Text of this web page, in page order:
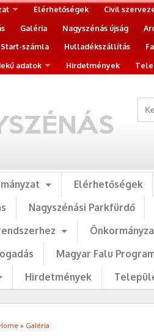
Elérhetőségek Civil
Galéria Nagyszénás újság
számla
Hulladékszállítás
adatok Hirdetmények
Elérhetőségek
Nagyszénási Parkfürdő
Magyar Falu
Hirdetmények
» Galéria